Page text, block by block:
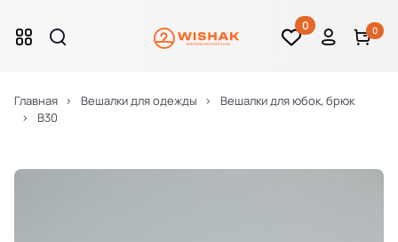
0 0
Главная Вешалки для одежды
Вешалки для юбок, брюк
B30